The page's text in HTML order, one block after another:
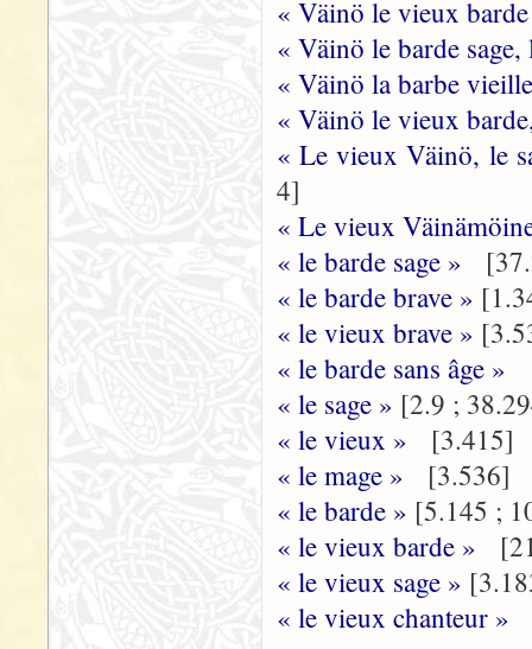
« Väinö le vieux
« Väinö le barde
« Väinö la barbe
« Väinö le vieux
« Le vieux Väinö, le
4]
« Le vieux
« le barde sage »
« le barde brave »
« le vieux brave »
« le barde sans âge »
« le sage » [2.9 ;
« le vieux »
[3.415]
« le mage »
[3.536]
« le barde » [5.145 ;
« le vieux barde »
« le vieux sage »
« le vieux chanteur »